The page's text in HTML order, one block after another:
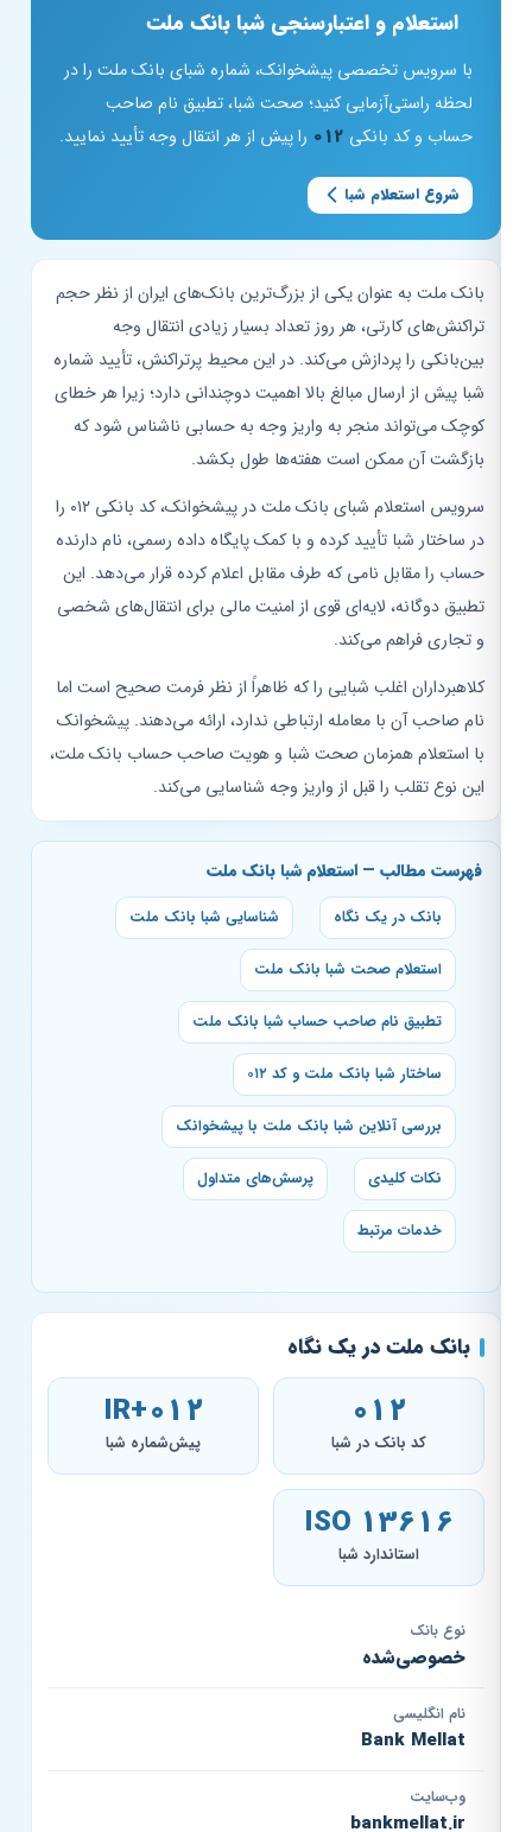
استعلام و اعتبارسنجی شبا بانک ملت
با سرویس تخصصی پیشخوانک، شماره شبای بانک ملت را در
لحظه راستی‌آزمایی کنید؛ صحت شبا، تطبیق نام صاحب
حساب و کد بانکی012 را پیش از هر انتقال وجه تأیید نمایید.
شروع استعلام شبا
بانک ملت به عنوان یکی از بزرگ‌ترین بانک‌های ایران از نظر حجم
تراکنش‌های کارتی، هر روز تعداد بسیار زیادی انتقال وجه
بین‌بانکی را پردازش می‌کند. در این محیط پرتراکنش، تأیید شماره
شبا پیش از ارسال مبالغ بالا اهمیت دوچندانی دارد؛ زیرا هر خطای
کوچک می‌تواند منجر به واریز وجه به حسابی ناشناس شود که
بازگشت آن ممکن است هفته‌ها طول بکشد.
سرویس استعلام شبای بانک ملت در پیشخوانک، کد بانکی ۰۱۲ را
در ساختار شبا تأیید کرده و با کمک پایگاه داده رسمی، نام دارنده
حساب را مقابل نامی که طرف مقابل اعلام کرده قرار می‌دهد. این
تطبیق دوگانه، لایه‌ای قوی از امنیت مالی برای انتقال‌های شخصی
و تجاری فراهم می‌کند.
کلاهبرداران اغلب شبایی را که ظاهراً از نظر فرمت صحیح است اما
نام صاحب آن با معامله ارتباطی ندارد، ارائه می‌دهند. پیشخوانک
با استعلام همزمان صحت شبا و هویت صاحب حساب بانک ملت،
این نوع تقلب را قبل از واریز وجه شناسایی می‌کند.
فهرست مطالب — استعلام شبا بانک ملت
بانک در یک نگاه شناسایی شبا بانک ملت
استعلام صحت شبا بانک ملت
تطبیق نام صاحب حساب شبا بانک ملت
ساختار شبا بانک ملت و کد ۰۱۲
بررسی آنلاین شبا بانک ملت با پیشخوانک
نکات کلیدی پرسش‌های متداول
خدمات مرتبط
بانک ملت در یک نگاه
012
کد بانک در شبا
IR+012
پیش‌شماره شبا
ISO 13616
استاندارد شبا
نوع بانک
خصوصی‌شده
نام انگلیسی
Bank Mellat
وب‌سایت
bankmellat.ir